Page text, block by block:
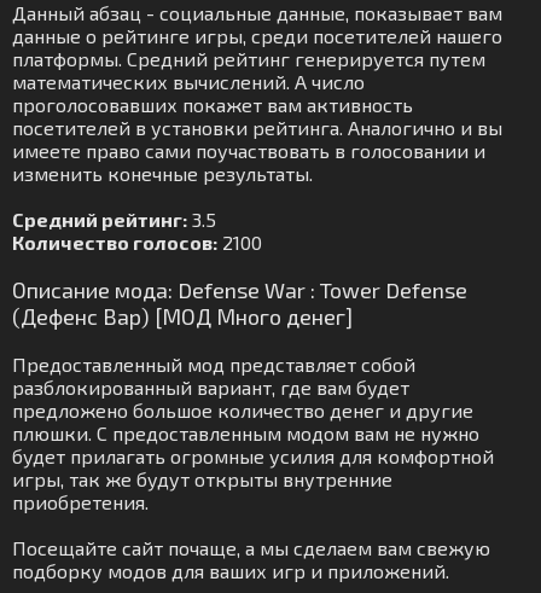
Данный абзац - социальные данные, показывает вам
данные о рейтинге игры, среди посетителей нашего
платформы. Средний рейтинг генерируется путем
математических вычислений. А число
проголосовавших покажет вам активность
посетителей в установки рейтинга. Аналогично и вы
имеете право сами поучаствовать в голосовании и
изменить конечные результаты.
Средний рейтинг: 3.5
Количество голосов: 2100
Описание мода: Defense War : Tower Defense
(Дефенс Вар) [МОД Много денег]
Предоставленный мод представляет собой
разблокированный вариант, где вам будет
предложено большое количество денег и другие
плюшки. С предоставленным модом вам не нужно
будет прилагать огромные усилия для комфортной
игры, так же будут открыты внутренние
приобретения.
Посещайте сайт почаще, а мы сделаем вам свежую
подборку модов для ваших игр и приложений.